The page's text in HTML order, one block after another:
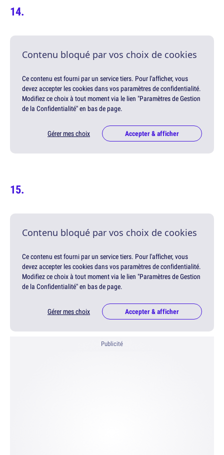
Contenu bloqué par vos choix de cookies
Ce contenu est fourni par un service tiers. Pour l'afficher, vous
devez accepter les cookies dans vos paramètres de confidentialité.
Modifiez ce choix à tout moment via le lien "Paramètres de Gestion
de la Confidentialité" en bas de page.
Gérer mes choix Accepter & afficher
Contenu bloqué par vos choix de cookies
Ce contenu est fourni par un service tiers. Pour l'afficher, vous
devez accepter les cookies dans vos paramètres de confidentialité.
Modifiez ce choix à tout moment via le lien "Paramètres de Gestion
de la Confidentialité" en bas de page.
Gérer mes choix Accepter & afficher
Publicité